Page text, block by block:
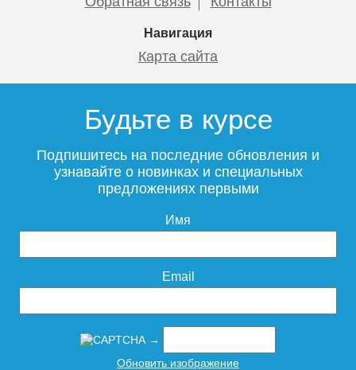
Предохранительный клапан
водоснабжения 6 бар 1/2
х3/4 RVS-0003-006015
436
Навигация
Карта сайта
Будьте в курсе
Подпишитесь на последние обновления и
узнавайте о новинках и специальных
предложениях первыми
Имя
Email
→
Обновить изображение